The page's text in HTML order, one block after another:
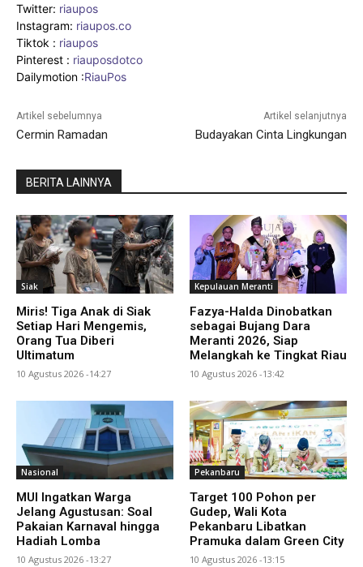
Twitter: riaupos
Instagram: riaupos.co
Tiktok : riaupos
Pinterest : riauposdotco
Dailymotion :RiauPos
Artikel sebelumnya
Cermin Ramadan
Artikel selanjutnya
Budayakan Cinta Lingkungan
BERITA LAINNYA
Siak
Miris! Tiga Anak di Siak
Setiap Hari Mengemis,
Orang Tua Diberi
Ultimatum
10 Agustus 2026 -14:27
Kepulauan Meranti
Fazya-Halda Dinobatkan
sebagai Bujang Dara
Meranti 2026, Siap
Melangkah ke Tingkat Riau
10 Agustus 2026 -13:42
Nasional
MUI Ingatkan Warga
Jelang Agustusan: Soal
Pakaian Karnaval hingga
Hadiah Lomba
10 Agustus 2026 -13:27
Pekanbaru
Target 100 Pohon per
Gudep, Wali Kota
Pekanbaru Libatkan
Pramuka dalam Green City
10 Agustus 2026 -13:15